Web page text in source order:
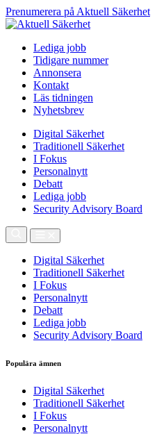
Prenumerera på Aktuell Säkerhet
Lediga jobb
Tidigare nummer
Annonsera
Kontakt
Läs tidningen
Nyhetsbrev
Digital Säkerhet
Traditionell Säkerhet
I Fokus
Personalnytt
Debatt
Lediga jobb
Security Advisory Board
Digital Säkerhet
Traditionell Säkerhet
I Fokus
Personalnytt
Debatt
Lediga jobb
Security Advisory Board
Populära ämnen
Digital Säkerhet
Traditionell Säkerhet
I Fokus
Personalnytt